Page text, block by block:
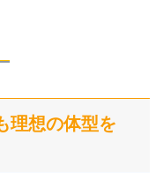
理想の体型を